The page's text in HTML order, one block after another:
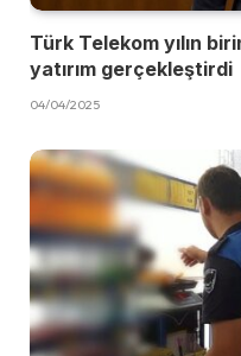
Türk Telekom yılın
yatırım gerçekleştirdi
04/04/2025